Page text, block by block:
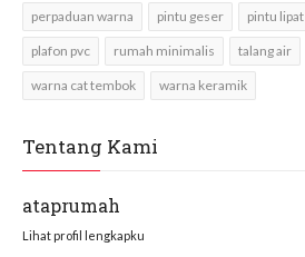
perpaduan warna pintu geser pintu lipat
plafon pvc rumah minimalis talang air
warna cat tembok warna keramik
Tentang Kami
ataprumah
Lihat profil lengkapku